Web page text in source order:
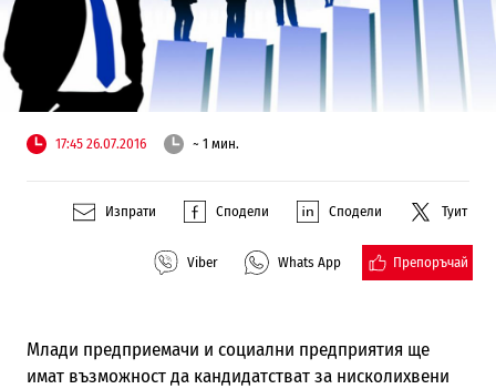
17:45 26.07.2016 ~ 1 мин.
Изпрати Сподели Сподели Туит
Viber Whats App Препоръчай
Млади предприемачи и социални предприятия ще
имат възможност да кандидатстват за нисколихвени